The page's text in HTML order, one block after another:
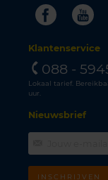
Klantenservice
088 -
Lokaal tarief.
uur.
Nieuwsbrief
INSCHRIJVEN